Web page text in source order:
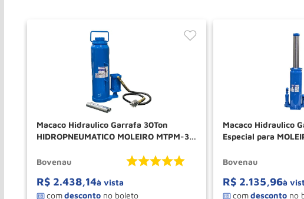
Macaco Hidraulico Garrafa 30Ton
HIDROPNEUMATICO MOLEIRO MTPM-30
Bovenau
R$ 2.438,14à vista
Macaco Hidraulico
Especial para
Bovenau
R$ 2.135,96à